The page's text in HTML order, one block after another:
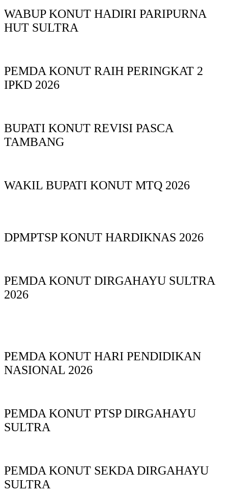
WABUP KONUT HADIRI PARIPURNA
HUT SULTRA
PEMDA KONUT RAIH PERINGKAT 2
IPKD 2026
BUPATI KONUT REVISI PASCA
TAMBANG
WAKIL BUPATI KONUT MTQ 2026
DPMPTSP KONUT HARDIKNAS 2026
PEMDA KONUT DIRGAHAYU SULTRA
2026
PEMDA KONUT HARI PENDIDIKAN
NASIONAL 2026
PEMDA KONUT PTSP DIRGAHAYU
SULTRA
PEMDA KONUT SEKDA DIRGAHAYU
SULTRA